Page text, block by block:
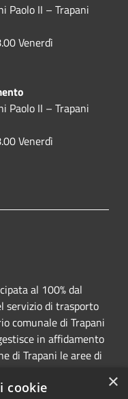
Paolo II – Trapani
Venerdì
Paolo II – Trapani
Venerdì
al 100% dal
servizio di trasporto
comunale di Trapani
in affidamento
di Trapani le aree di
e verticale.
×
cookie